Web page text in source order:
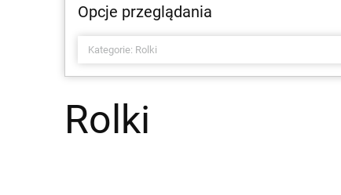
Opcje przeglądania
Kategorie: Rolki
Rolki